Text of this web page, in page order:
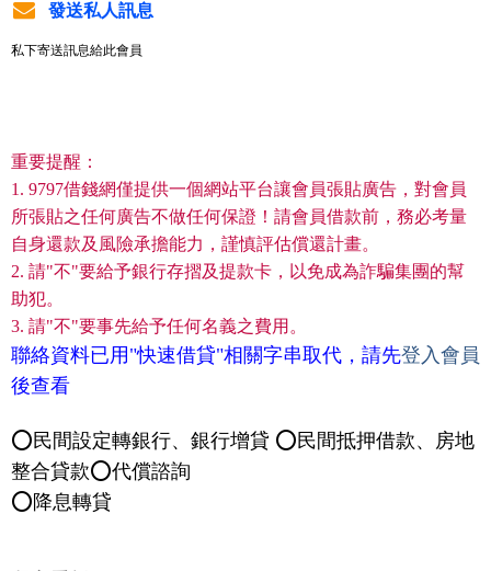
發送私人訊息
私下寄送訊息給此會員
重要提醒：
1. 9797借錢網僅提供一個網站平台讓會員張貼廣告，對會員
所張貼之任何廣告不做任何保證！請會員借款前，務必考量
自身還款及風險承擔能力，謹慎評估償還計畫。
2. 請"不"要給予銀行存摺及提款卡，以免成為詐騙集團的幫
助犯。
3. 請"不"要事先給予任何名義之費用。
聯絡資料已用"快速借貸"相關字串取代，請先登入會員
後查看
⭕️民間設定轉銀行、銀行增貸 ⭕️民間抵押借款、房地
整合貸款⭕️代償諮詢
⭕️降息轉貸